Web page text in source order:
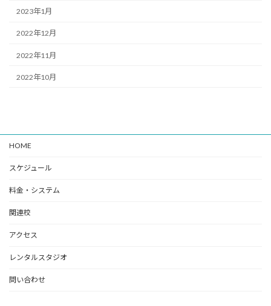
2023年1月
2022年12月
2022年11月
2022年10月
HOME
スケジュール
料金・システム
関連校
アクセス
レンタルスタジオ
問い合わせ